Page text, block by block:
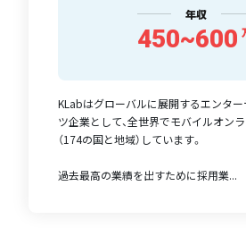
年収
450~600
KLabはグローバルに展開するエンタ
ツ企業として、全世界でモバイルオン
（174の国と地域）しています。
過去最高の業績を出すために採用業...